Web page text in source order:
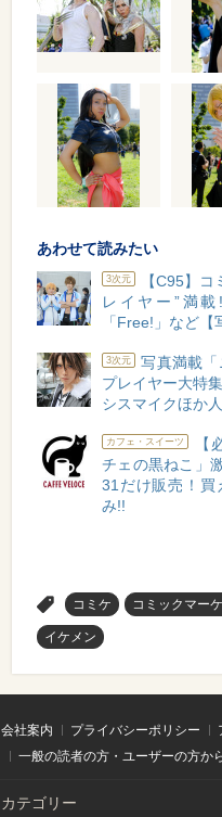
あわせて読みたい
3次元
【C95】
レイヤー”満
「Free!」など【
3次元
写真満載「
プレイヤー大特
シスマイクほか
カフェ・スイーツ
【
チェの黒ねこ」
31だけ販売！買
み!!
コミケ コミックマー
イケメン
会社案内 プライバシーポリシー
一般の読者の方・ユーザーの方か
カテゴリー